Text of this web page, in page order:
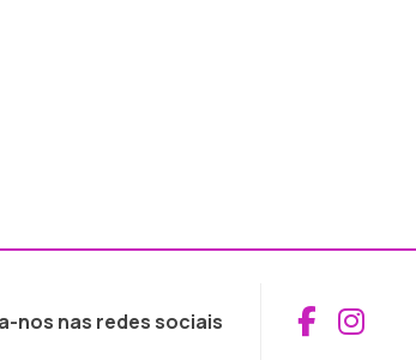
nos nas redes sociais